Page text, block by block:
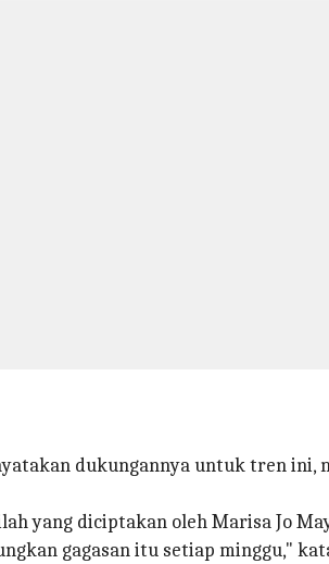
dukungannya untuk tren ini,
yang diciptakan oleh Marisa Jo
gagasan itu setiap minggu,"